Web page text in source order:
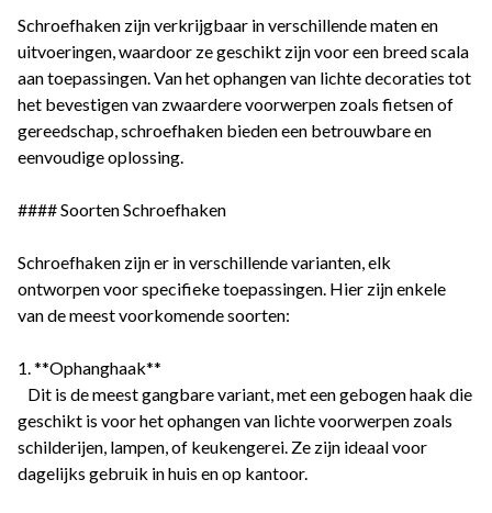
Schroefhaken zijn verkrijgbaar in verschillende maten en
uitvoeringen, waardoor ze geschikt zijn voor een breed scala
aan toepassingen. Van het ophangen van lichte decoraties tot
het bevestigen van zwaardere voorwerpen zoals fietsen of
gereedschap, schroefhaken bieden een betrouwbare en
eenvoudige oplossing.
#### Soorten Schroefhaken
Schroefhaken zijn er in verschillende varianten, elk
ontworpen voor specifieke toepassingen. Hier zijn enkele
van de meest voorkomende soorten:
1. **Ophanghaak**
Dit is de meest gangbare variant, met een gebogen haak die
geschikt is voor het ophangen van lichte voorwerpen zoals
schilderijen, lampen, of keukengerei. Ze zijn ideaal voor
dagelijks gebruik in huis en op kantoor.